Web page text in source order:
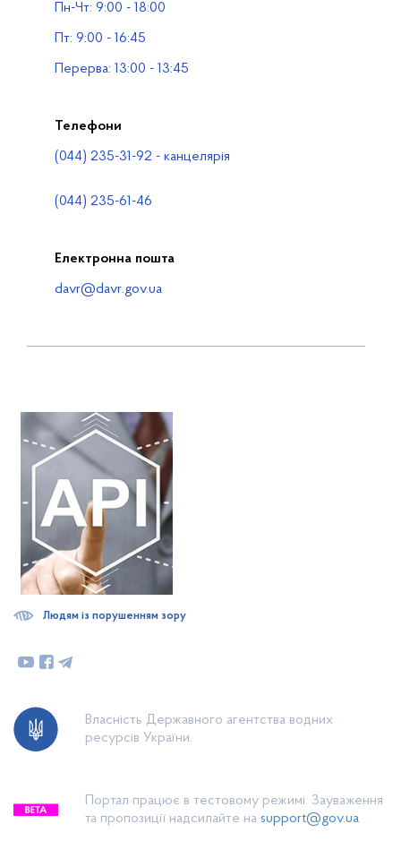
Водогосподарські організації
Пн-Чт: 9:00 - 18:00
Пт: 9:00 - 16:45
Перерва: 13:00 - 13:45
Телефони
(044) 235-31-92 - канцелярія
(044) 235-61-46
Електронна пошта
davr@davr.gov.ua
Власність Державного агентства водних
ресурсів України.
Портал працює в тестовому режимі. Зауваження
та пропозиції надсилайте на support@gov.ua
Людям із порушенням зору